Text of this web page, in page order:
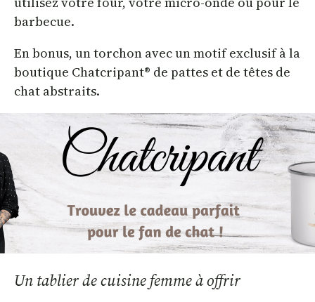
barbecue.
En bonus, un torchon avec un motif exclusif à la
boutique Chatcripant® de pattes et de têtes de
chat abstraits.
Un tablier de cuisine femme à offrir